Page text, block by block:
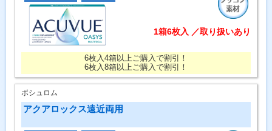
1箱6枚入 ／取り扱いあり
6枚入4箱以上ご購入で割引！
6枚入8箱以上ご購入で割引！
ボシュロム
アクアロックス遠近両用